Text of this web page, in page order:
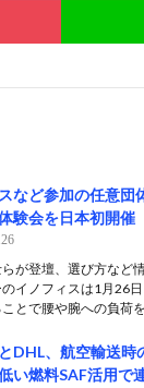
など参加の任意団
験会を日本初開催
が登壇、選び方など
イノフィスは1月26
とで腰や腕への負荷
DHL、航空輸送時
い燃料SAF活用で